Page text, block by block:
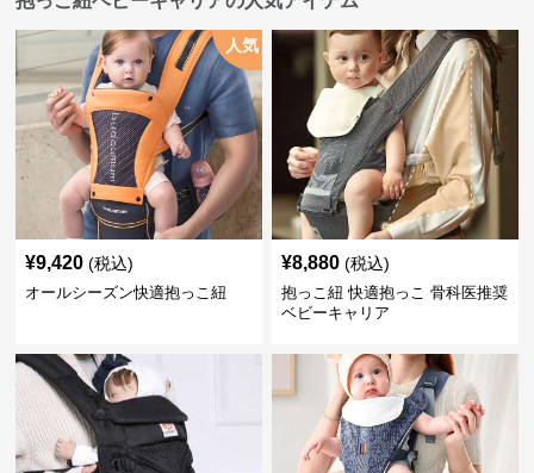
人気
¥9,420 (税込)
オールシーズン快適抱っこ紐
¥8,880 (税込)
抱っこ紐 快適抱っこ 骨科医推奨
ベビーキャリア